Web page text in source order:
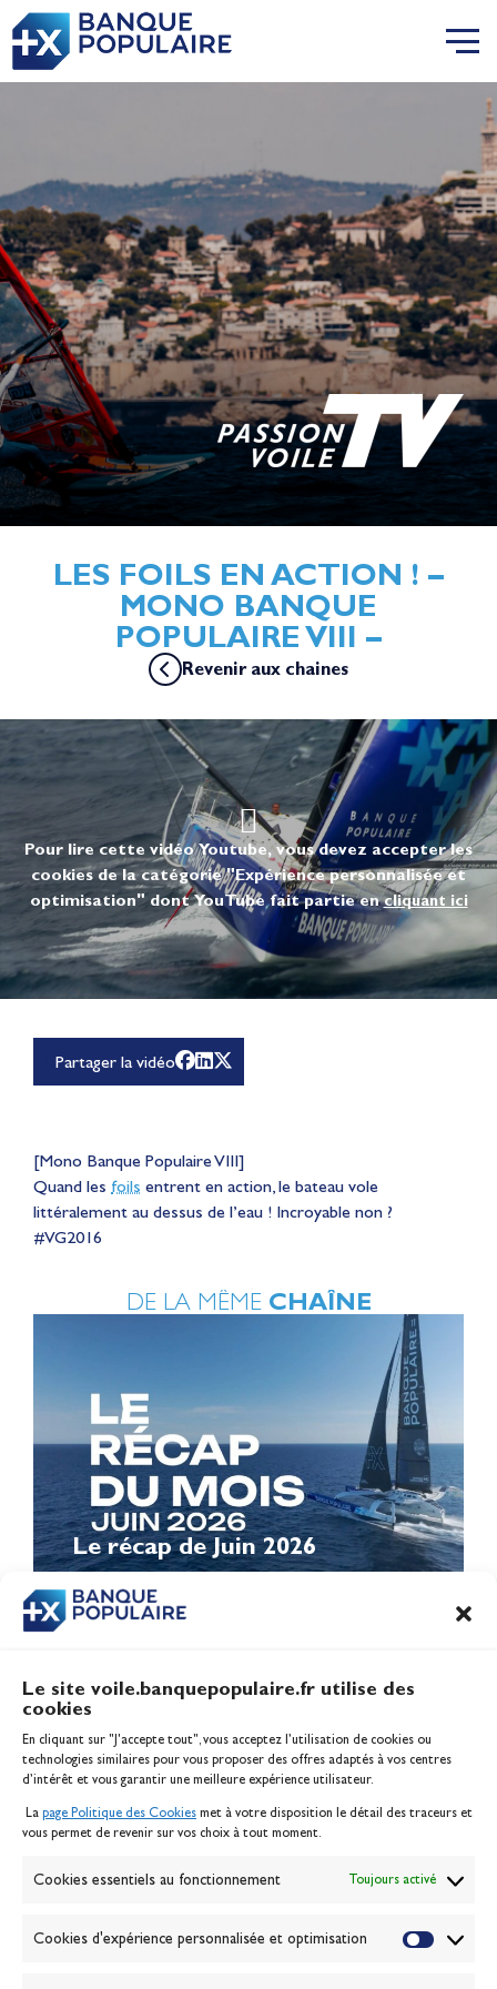
Le site voile.banquepopulaire.fr utilise des
cookies
En cliquant sur "J'accepte tout", vous acceptez l’utilisation de cookies ou
technologies similaires pour vous proposer des offres adaptés à vos centres
d’intérêt et vous garantir une meilleure expérience utilisateur.
La page Politique des Cookies met à votre disposition le détail des traceurs et
vous permet de revenir sur vos choix à tout moment.
Cookies essentiels au fonctionnement Toujours activé
Cookies d'expérience personnalisée et optimisation
LES FOILS EN ACTION ! –
MONO BANQUE
POPULAIRE VIII –
Revenir aux chaines
Pour lire cette vidéo Youtube, vous devez accepter les
cookies de la catégorie "Expérience personnalisée et
optimisation" dont YouTube fait partie encliquant ici
Partager la vidéo
[Mono Banque Populaire VIII]
Quand les foils entrent en action, le bateau vole
littéralement au dessus de l’eau ! Incroyable non ?
#VG2016
DE LA MÊME CHAÎNE
Le récap de Juin 2026
Inscription serveur média
Contact
Politique des cookies
Banque de la voile
Passion Voile TV